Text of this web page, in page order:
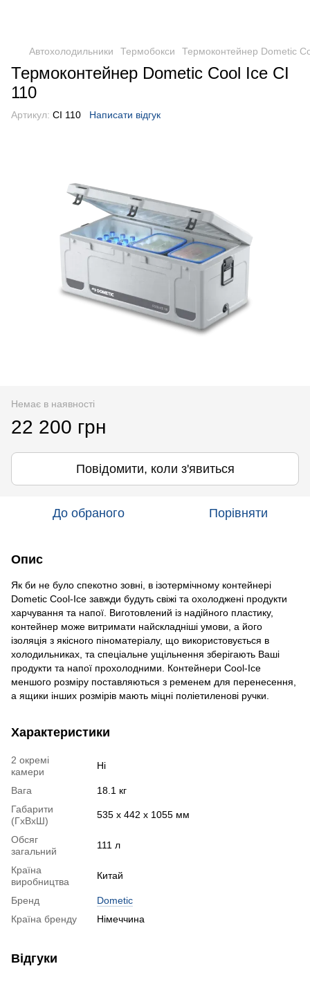
Автохолодильники Термобокси Термоконтейнер Dometic
Термоконтейнер Dometic Cool Ice CI
110
Артикул: CI 110 Написати відгук
Немає в наявності
22 200 грн
Повідомити, коли з'явиться
До обраного Порівняти
Опис
Як би не було спекотно зовні, в ізотермічному контейнері
Dometic Cool-Ice завжди будуть свіжі та охолоджені продукти
харчування та напої. Виготовлений із надійного пластику,
контейнер може витримати найскладніші умови, а його
ізоляція з якісного піноматеріалу, що використовується в
холодильниках, та спеціальне ущільнення зберігають Ваші
продукти та напої прохолодними. Контейнери Cool-Ice
меншого розміру поставляються з ременем для перенесення,
а ящики інших розмірів мають міцні поліетиленові ручки.
Характеристики
2 окремі
камери
Ні
Вага
18.1 кг
Габарити
(ГхВхШ)
535 х 442 х 1055 мм
Обсяг
загальний
111 л
Країна
виробництва
Китай
Бренд
Dometic
Країна бренду
Німеччина
Відгуки